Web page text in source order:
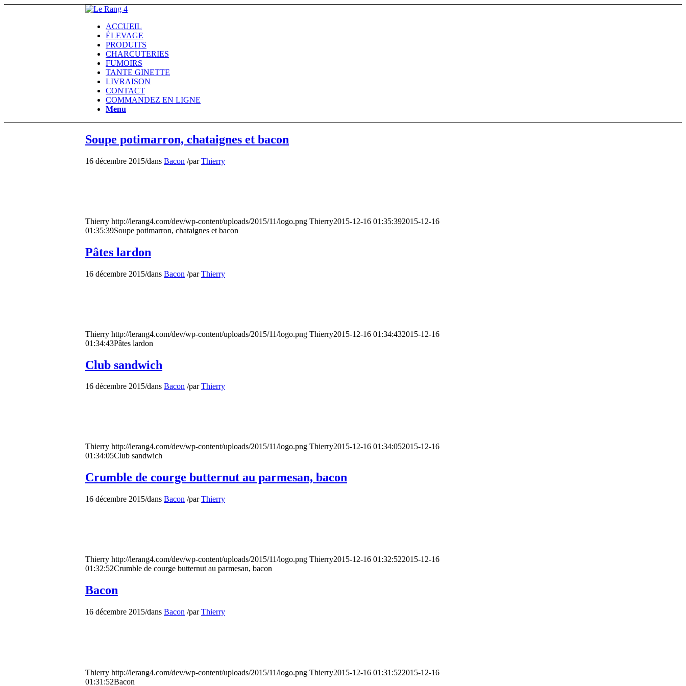
ACCUEIL
ÉLEVAGE
PRODUITS
CHARCUTERIES
FUMOIRS
TANTE GINETTE
LIVRAISON
CONTACT
COMMANDEZ EN LIGNE
Menu
Soupe potimarron, chataignes et bacon
16 décembre 2015/dans Bacon /parThierry
Thierry http://lerang4.com/dev/wp-content/uploads/2015/11/logo.png Thierry2015-12-16 01:35:392015-12-16
01:35:39Soupe potimarron, chataignes et bacon
Pâtes lardon
16 décembre 2015/dans Bacon /parThierry
Thierry http://lerang4.com/dev/wp-content/uploads/2015/11/logo.png Thierry2015-12-16 01:34:432015-12-16
01:34:43Pâtes lardon
Club sandwich
16 décembre 2015/dans Bacon /parThierry
Thierry http://lerang4.com/dev/wp-content/uploads/2015/11/logo.png Thierry2015-12-16 01:34:052015-12-16
01:34:05Club sandwich
Crumble de courge butternut au parmesan, bacon
16 décembre 2015/dans Bacon /parThierry
Thierry http://lerang4.com/dev/wp-content/uploads/2015/11/logo.png Thierry2015-12-16 01:32:522015-12-16
01:32:52Crumble de courge butternut au parmesan, bacon
Bacon
16 décembre 2015/dans Bacon /parThierry
Thierry http://lerang4.com/dev/wp-content/uploads/2015/11/logo.png Thierry2015-12-16 01:31:522015-12-16
01:31:52Bacon